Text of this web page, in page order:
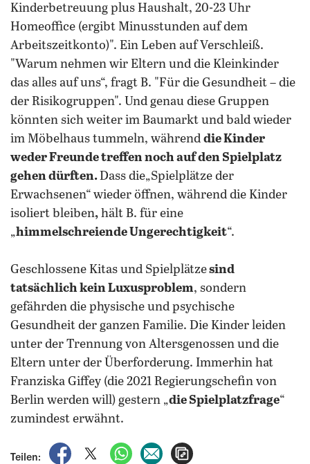
Kinderbetreuung plus Haushalt, 20-23 Uhr
Homeoffice (ergibt Minusstunden auf dem
Arbeitszeitkonto)". Ein Leben auf Verschleiß.
"Warum nehmen wir Eltern und die Kleinkinder
das alles auf uns“, fragt B. "Für die Gesundheit – die
der Risikogruppen". Und genau diese Gruppen
könnten sich weiter im Baumarkt und bald wieder
im Möbelhaus tummeln, während die Kinder
weder Freunde treffen noch auf den Spielplatz
gehen dürften.Dass die„Spielplätze der
Erwachsenen“ wieder öffnen, während die Kinder
isoliert bleiben, hält B. für eine
„himmelschreiende Ungerechtigkeit“.
Geschlossene Kitas und Spielplätzesind
tatsächlich keinLuxusproblem, sondern
gefährden die physische und psychische
Gesundheit der ganzen Familie. Die Kinder leiden
unter der Trennung von Altersgenossen und die
Eltern unter der Überforderung. Immerhin hat
Franziska Giffey (die 2021 Regierungschefin von
Berlin werden will) gestern „die Spielplatzfrage“
zumindest erwähnt.
Teilen:
auf Facebook teilen
auf X teilenper WhatsApp teilen
per E-Mail teilen